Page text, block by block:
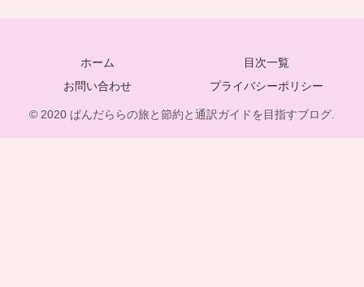
ホーム
目次一覧
お問い合わせ
プライバシーポリシー
© 2020 ぱんだららの旅と節約と通訳ガイドを目指すブログ.